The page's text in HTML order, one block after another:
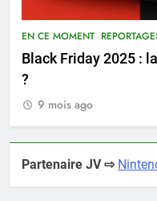
EN CE MOMENT
Black Friday 2025 :
?
9 mois ago
Partenaire JV ⇨